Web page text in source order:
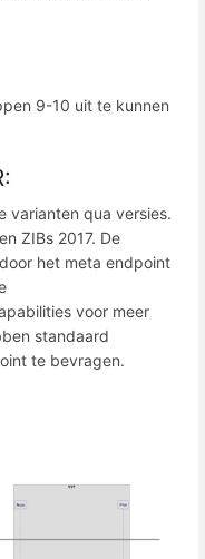
9-10 uit te kunnen
varianten qua versies.
ZIBs 2017. De
het meta endpoint
voor meer
standaard
te bevragen.